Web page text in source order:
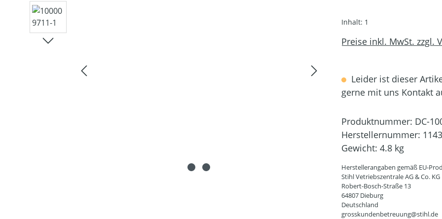
Inhalt: 1
Preise inkl. MwSt. zzgl.
Leider ist dieser
gerne mit uns Kontakt
Produktnummer: DC-
Herstellernummer:
Gewicht: 4.8 kg
Herstellerangaben gemäß EU-
Stihl Vetriebszentrale AG & Co. KG
Robert-Bosch-Straße 13
64807 Dieburg
Deutschland
grosskundenbetreuung@stihl.de